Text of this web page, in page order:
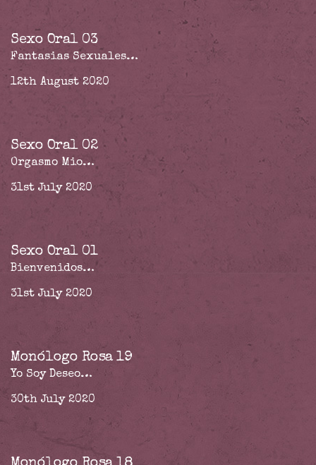
Sexo Oral 03
Fantasias Sexuales…
12th August 2020
Sexo Oral 02
Orgasmo Mio…
31st July 2020
Sexo Oral 01
Bienvenidos…
31st July 2020
Monólogo Rosa 19
Yo Soy Deseo…
30th July 2020